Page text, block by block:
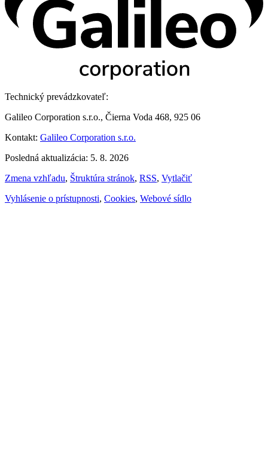
Technický prevádzkovateľ:
Galileo Corporation s.r.o., Čierna Voda 468, 925 06
Kontakt: Galileo Corporation s.r.o.
Posledná aktualizácia: 5. 8. 2026
Zmena vzhľadu, Štruktúra stránok, RSS, Vytlačiť
Vyhlásenie o prístupnosti, Cookies, Webové sídlo